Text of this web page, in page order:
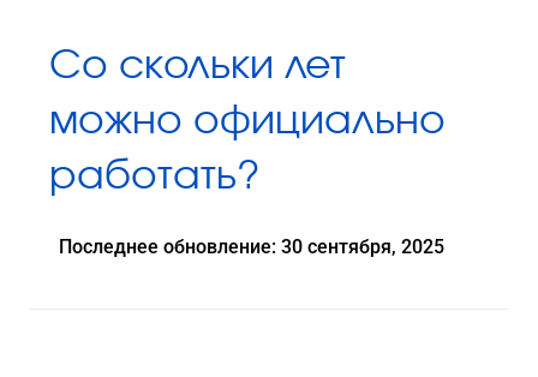
Со скольки лет
можно официально
работать?
Последнее обновление: 30 сентября, 2025